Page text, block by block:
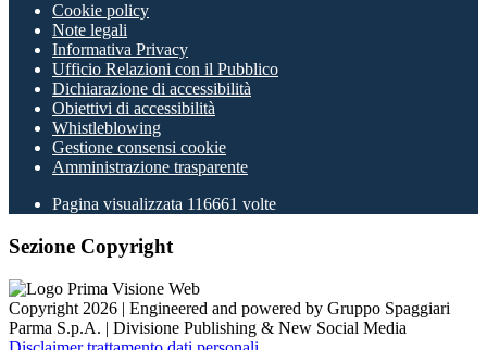
Cookie policy
Note legali
Informativa Privacy
Ufficio Relazioni con il Pubblico
Dichiarazione di accessibilità
Obiettivi di accessibilità
Whistleblowing
Gestione consensi cookie
Amministrazione trasparente
Pagina visualizzata 116661 volte
Sezione Copyright
Copyright 2026 | Engineered and powered by Gruppo Spaggiari
Parma S.p.A. | Divisione Publishing & New Social Media